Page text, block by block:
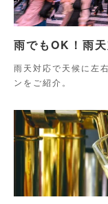
雨でもOK！雨
雨天対応で天候に左
ンをご紹介。